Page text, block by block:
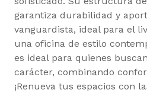
garantiza durabilidad y
vanguardista, ideal para el
una oficina de estilo
es ideal para quienes
carácter, combinando
¡Renueva tus espacios con